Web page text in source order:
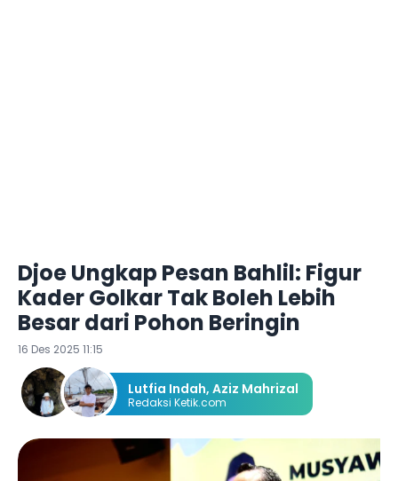
Djoe Ungkap Pesan Bahlil: Figur
Kader Golkar Tak Boleh Lebih
Besar dari Pohon Beringin
16 Des 2025 11:15
Lutfia Indah, Aziz Mahrizal
Redaksi Ketik.com